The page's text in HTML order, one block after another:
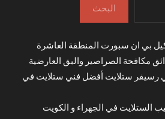
البحث
مكافحة الصراصير والبق العارضية
رسيفر ستلايت أفضل فني ستلايت في
الستلايت في الجهراء و الكويت